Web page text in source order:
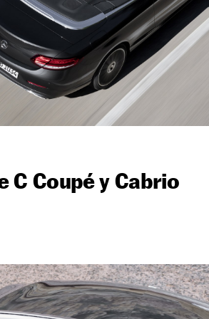
C Coupé y Cabrio